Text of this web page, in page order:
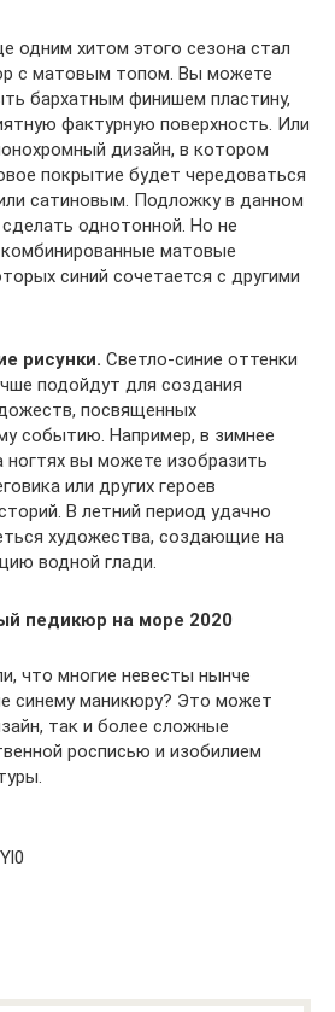
одним хитом этого сезона стал
с матовым топом. Вы можете
бархатным финишем пластину,
фактурную поверхность. Или
дизайн, в котором
покрытие будет чередоваться
сатиновым. Подложку в данном
однотонной. Но не
матовые
синий сочетается с другими
рисунки. Светло-синие оттенки
подойдут для создания
посвященных
событию. Например, в зимнее
ногтях вы можете изобразить
или других героев
В летний период удачно
художества, создающие на
водной глади.
педикюр на море 2020
что многие невесты нынче
синему маникюру? Это может
так и более сложные
росписью и изобилием